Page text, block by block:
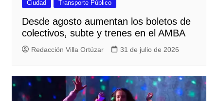
Ciudad Transporte Público
Desde agosto aumentan los boletos de
colectivos, subte y trenes en el AMBA
Redacción Villa Ortúzar 31 de julio de 2026